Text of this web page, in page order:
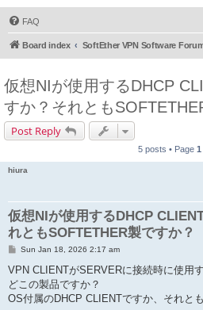
FAQ
Board index SoftEther VPN Software
仮想NIが使用するDHCP
すか？それとも
Post Reply
5 posts • Page 1
hiura
仮想NIが使用するDHCP
れともSOFTETHER製ですか？
P
s
Sun Jan 18, 2026 2:17 am
VPN CLIENTがSERVERに接続時に使用
どこの製品ですか？
OS付属のDHCP CLIENTですか、それと